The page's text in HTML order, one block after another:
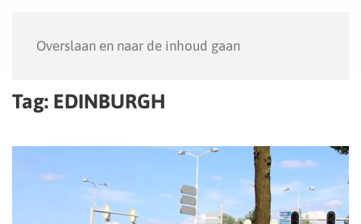
Overslaan en naar de inhoud gaan
Tag: EDINBURGH